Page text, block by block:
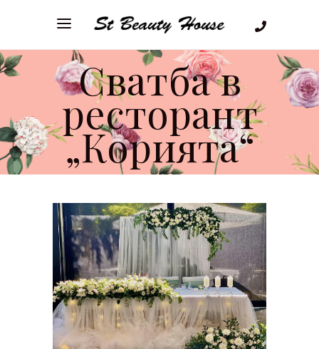
Сватба в
ресторант
„Корията“